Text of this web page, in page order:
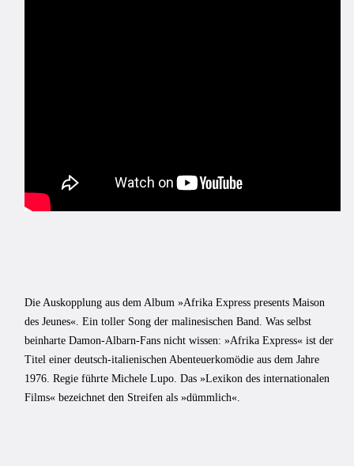
Die Auskopplung aus dem Album »Afrika Express presents Maison
des Jeunes«. Ein toller Song der malinesischen Band. Was selbst
beinharte Damon-Albarn-Fans nicht wissen: »Afrika Express« ist der
Titel einer deutsch-italienischen Abenteuerkomödie aus dem Jahre
1976. Regie führte Michele Lupo. Das »Lexikon des internationalen
Films« bezeichnet den Streifen als »dümmlich«.